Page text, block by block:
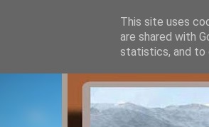
This site uses
are shared with
statistics, and to